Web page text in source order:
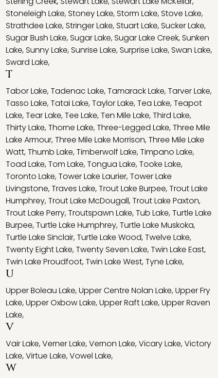
Stoneleigh Lake,Stoney Lake,Storm Lake,Stove Lake,
Strathdee Lake,Stringer Lake,Stuart Lake,Sucker Lake,
Sugar Bush Lake,Sugar Lake,Sugar Lake Creek,Sunken
Lake,Sunny Lake,Sunrise Lake,Surprise Lake,Swan Lake,
Sward Lake,
T
Tabor Lake,Tadenac Lake,Tamarack Lake,Tarver Lake,
Tasso Lake,Tatai Lake,Taylor Lake,Tea Lake,Teapot
Lake,Tear Lake,Tee Lake,Ten Mile Lake,Third Lake,
Thirty Lake,Thorne Lake,Three-Legged Lake,Three Mile
Lake Armour,Three Mile Lake Morrison,Three Mile Lake
Watt,Thumb Lake,Timberwolf Lake,Timpano Lake,
Toad Lake,Tom Lake,Tongua Lake,Tooke Lake,
Toronto Lake,Tower Lake Laurier,Tower Lake
Livingstone,Traves Lake,Trout Lake Burpee,Trout Lake
Humphrey,Trout Lake McDougall,Trout Lake Paxton,
Trout Lake Perry,Troutspawn Lake,Tub Lake,Turtle Lake
Burpee,Turtle Lake Humphrey,Turtle Lake Muskoka,
Turtle Lake Sinclair,Turtle Lake Wood,Twelve Lake,
Twenty Eight Lake,Twenty Seven Lake,Twin Lake East,
Twin Lake Proudfoot,Twin Lake West,Tyne Lake,
U
Upper Boleau Lake,Upper Centre Nolan Lake,Upper Fry
Lake,Upper Oxbow Lake,Upper Raft Lake,Upper Raven
Lake,
V
Vair Lake,Verner Lake,Vernon Lake,Vicary Lake,Victory
Lake,Virtue Lake,Vowel Lake,
W